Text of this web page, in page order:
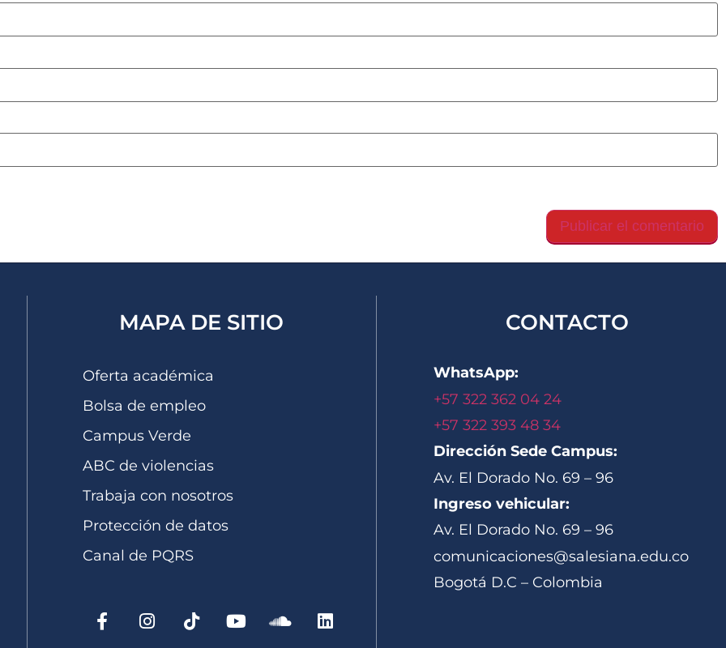
MAPA DE SITIO
Oferta académica
Bolsa de empleo
Campus Verde
ABC de violencias
Trabaja con nosotros
Protección de datos
Canal de PQRS
CONTACTO
WhatsApp:
+57 322 362 04 24
+57 322 393 48 34
Dirección Sede Campus:
Av. El Dorado No. 69 – 96
Ingreso vehicular:
Av. El Dorado No. 69 – 96
comunicaciones@salesiana.edu.co
Bogotá D.C – Colombia